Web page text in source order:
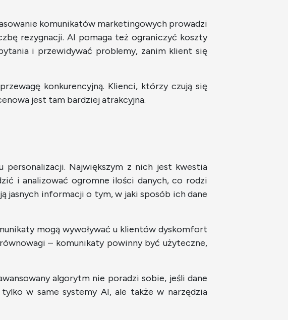
komunikatów marketingowych prowadzi
rezygnacji. AI pomaga też ograniczyć koszty
i przewidywać problemy, zanim klient się
konkurencyjną. Klienci, którzy czują się
jest tam bardziej atrakcyjna.
personalizacji. Największym z nich jest kwestia
i analizować ogromne ilości danych, co rodzi
jasnych informacji o tym, w jaki sposób ich dane
mogą wywoływać u klientów dyskomfort
– komunikaty powinny być użyteczne,
algorytm nie poradzi sobie, jeśli dane
w same systemy AI, ale także w narzędzia